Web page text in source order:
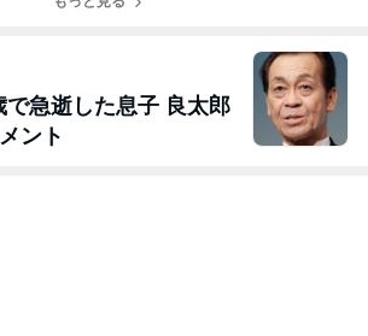
急逝した息子 良太郎
ント